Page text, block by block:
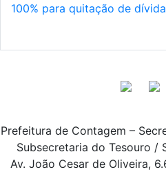
100% para quitação de
Prefeitura de Contagem –
Subsecretaria do Tesouro /
Av. João Cesar de Oliveira,